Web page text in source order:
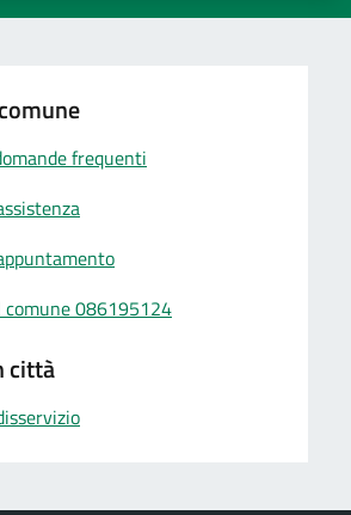
frequenti
comune 086195124
città